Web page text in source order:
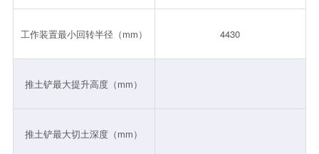
工作装置最小回转半径（mm） 4430
推土铲最大提升高度（mm）
推土铲最大切土深度（mm）